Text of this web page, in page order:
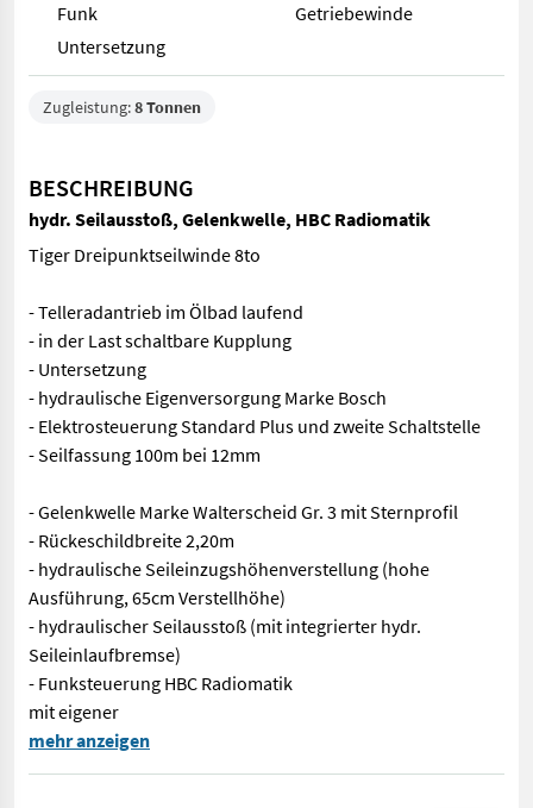
Funk
Getriebewinde
Untersetzung
Zugleistung:8 Tonnen
BESCHREIBUNG
hydr. Seilausstoß, Gelenkwelle, HBC Radiomatik
Tiger Dreipunktseilwinde 8to
- Telleradantrieb im Ölbad laufend
- in der Last schaltbare Kupplung
- Untersetzung
- hydraulische Eigenversorgung Marke Bosch
- Elektrosteuerung Standard Plus und zweite Schaltstelle
- Seilfassung 100m bei 12mm
- Gelenkwelle Marke Walterscheid Gr. 3 mit Sternprofil
- Rückeschildbreite 2,20m
- hydraulische Seileinzugshöhenverstellung (hohe
Ausführung, 65cm Verstellhöhe)
- hydraulischer Seilausstoß (mit integrierter hydr.
Seileinlaufbremse)
- Funksteuerung HBC Radiomatik
mit eigener
Tiger Dreipunktseilwinde 8to - Telleradantrieb im Ölbad
mehr anzeigen